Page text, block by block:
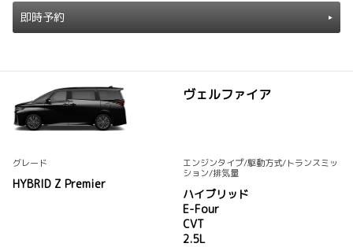
即時予約
ヴェルファイア
グレード
HYBRID Z Premier
エンジンタイプ/駆動方式/トランスミッ
ション/排気量
ハイブリッド
E-Four
CVT
2.5L